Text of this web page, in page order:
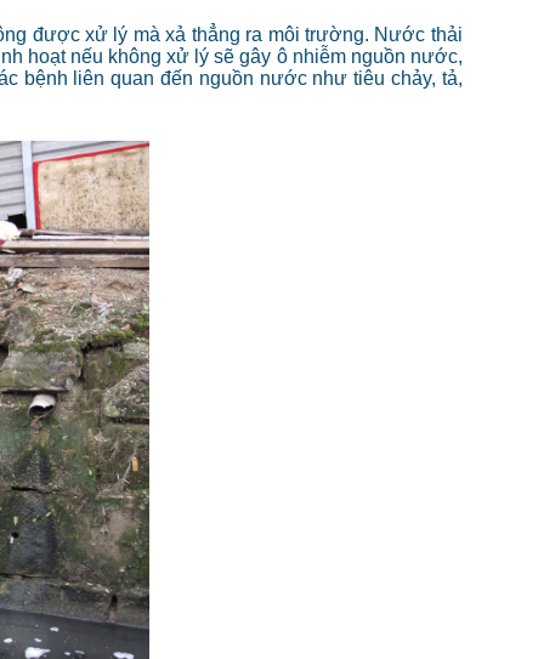
được xử lý mà xả thẳng ra môi trường. Nước thải
hoạt nếu không xử lý sẽ gây ô nhiễm nguồn nước,
bệnh liên quan đến nguồn nước như tiêu chảy, tả,